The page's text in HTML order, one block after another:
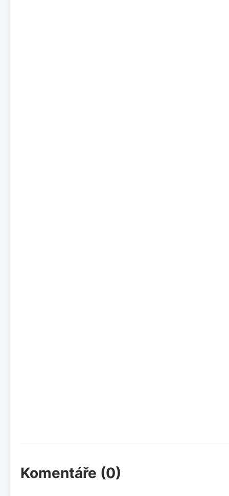
Komentáře (0)